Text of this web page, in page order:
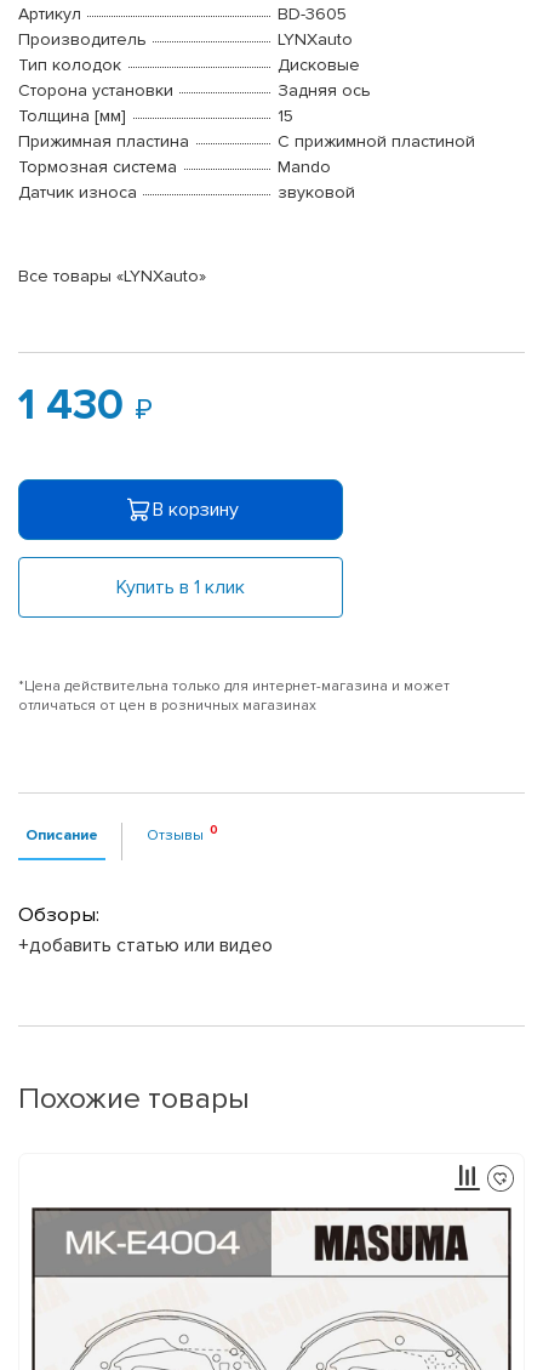
Артикул
BD-3605
Производитель
LYNXauto
Тип колодок
Дисковые
Сторона установки
Задняя ось
Толщина [мм]
15
Прижимная пластина
С прижимной пластиной
Тормозная система
Mando
Датчик износа
звуковой
Все товары «LYNXauto»
1 430
В корзину
Купить в 1 клик
*Цена действительна только для интернет-магазина и может
отличаться от цен в розничных магазинах
Описание Отзывы
Обзоры:
+добавить статью или видео
Похожие товары